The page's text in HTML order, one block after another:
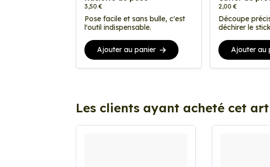
3,50 €
Pose facile et sans bulle, c'est
l'outil indispensable.
Ajouter au panier
2,00 €
Découpe
déchirer le
Ajouter au
Les clients ayant acheté cet